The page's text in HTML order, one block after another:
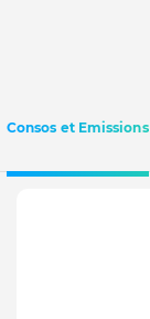
Consos et Emissions